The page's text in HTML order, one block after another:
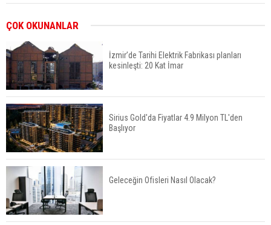
Fuzul’den Konut ve Araç Finansmanında Kişiye
Özel Terzi Usulü Planlama
Urla’da 8 Arsa 409 Milyon TL’ye Satışta
Kalyon İnşaat BAE'nin İlk Yüksek Hızlı Demiryolu
Hattını İnşa Ediyor
ÇOK OKUNANLAR
İzmir’de Tarihi Elektrik Fabrikası planları
kesinleşti: 20 Kat İmar
Sirius Gold'da Fiyatlar 4.9 Milyon TL'den
Başlıyor
Geleceğin Ofisleri Nasıl Olacak?